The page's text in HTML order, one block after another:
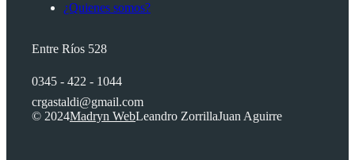
¿Quienes somos?
Entre Ríos 528
0345 - 422 - 1044
crgastaldi@gmail.com
© 2024Madryn WebLeandro ZorrillaJuan Aguirre